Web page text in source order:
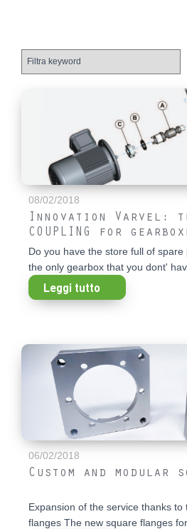
08/02/2018
Innovation Varvel:
COUPLING for
Do you have the store full of
the only gearbox that you dont'
Leggi tutto
06/02/2018
Custom and modular
Expansion of the service thanks
flanges The new square flanges